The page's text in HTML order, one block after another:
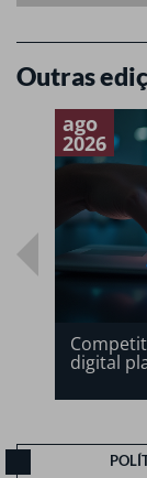
Outras
ago
2026
digital